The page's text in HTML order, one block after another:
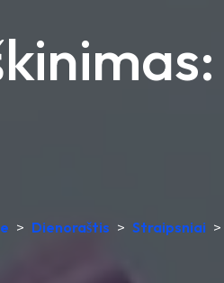
> Dienoraštis > Straipsniai >